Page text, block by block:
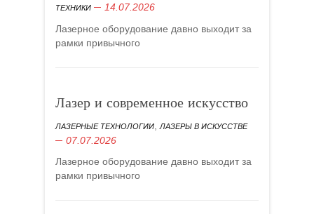
ТЕХНИКИ
14.07.2026
Лазерное оборудование давно выходит за
рамки привычного
Лазер и современное искусство
ЛАЗЕРНЫЕ ТЕХНОЛОГИИ ЛАЗЕРЫ В ИСКУССТВЕ
07.07.2026
Лазерное оборудование давно выходит за
рамки привычного